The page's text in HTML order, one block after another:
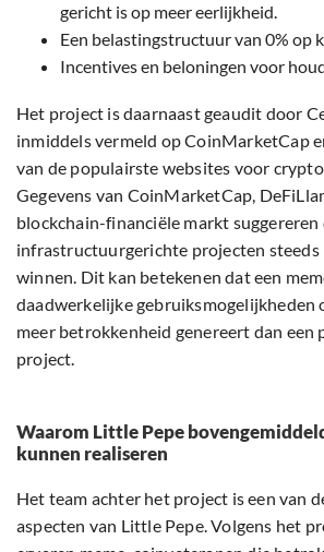
gericht is op meer eerlijkheid.
Een belastingstructuur van 0% op
Incentives en beloningen voor
Het project is daarnaast geaudit door
inmiddels vermeld op CoinMarketCap
van de populairste websites voor
Gegevens van CoinMarketCap,
blockchain-financiële markt suggereren
infrastructuurgerichte projecten steeds
winnen. Dit kan betekenen dat een
daadwerkelijke gebruiksmogelijkheden
meer betrokkenheid genereert dan een
project.
Waarom Little Pepe
kunnen realiseren
Het team achter het project is een van
aspecten van Little Pepe. Volgens het